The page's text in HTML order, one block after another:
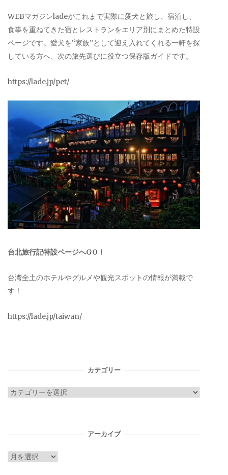
WEBマガジンladeがこれまで実際に愛犬と旅し、宿泊し、
食事を重ねてきた宿とレストランをエリア別にまとめた特設
ページです。愛犬を“家族”として迎え入れてくれる一軒を探
している方へ、次の旅先選びに役立つ保存版ガイドです。
https://lade.jp/pet/
台北旅行記特設ページへGO！
台湾全土のホテルやグルメや観光スポットの情報が満載で
す！
https://lade.jp/taiwan/
カテゴリー
カ
アーカイブ
ア